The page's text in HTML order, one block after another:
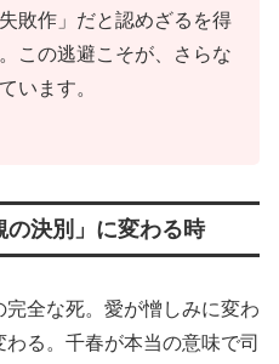
敗作」だと認めざるを得
この逃避こそが、さらな
います。
決別」に変わる時
全な死。愛が憎しみに変わ
わる。千春が本当の意味で司